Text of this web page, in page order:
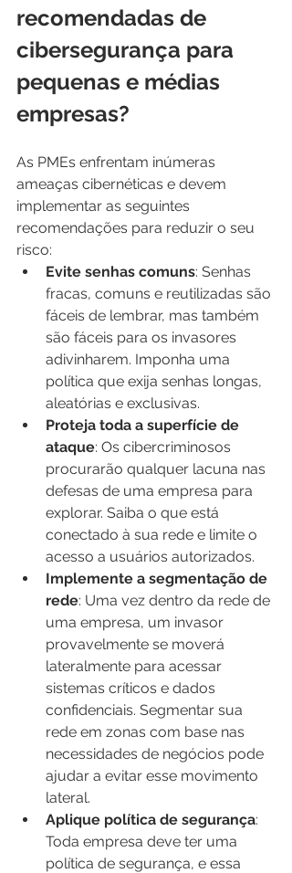
recomendadas de
cibersegurança para
pequenas e médias
empresas?
As PMEs enfrentam inúmeras
ameaças cibernéticas e devem
implementar as seguintes
recomendações para reduzir o seu
risco:
Evite senhas comuns: Senhas
fracas, comuns e reutilizadas são
fáceis de lembrar, mas também
são fáceis para os invasores
adivinharem. Imponha uma
política que exija senhas longas,
aleatórias e exclusivas.
Proteja toda a superfície de
ataque: Os cibercriminosos
procurarão qualquer lacuna nas
defesas de uma empresa para
explorar. Saiba o que está
conectado à sua rede e limite o
acesso a usuários autorizados.
Implemente a segmentação de
rede: Uma vez dentro da rede de
uma empresa, um invasor
provavelmente se moverá
lateralmente para acessar
sistemas críticos e dados
confidenciais. Segmentar sua
rede em zonas com base nas
necessidades de negócios pode
ajudar a evitar esse movimento
lateral.
Aplique política de segurança:
Toda empresa deve ter uma
política de segurança, e essa